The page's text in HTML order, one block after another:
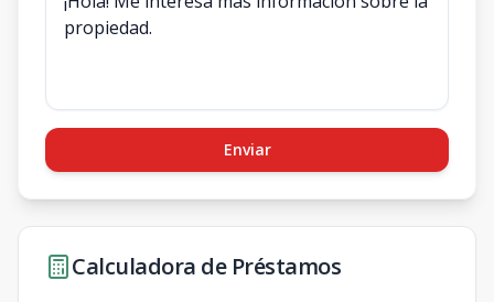
Enviar
Calculadora de Préstamos